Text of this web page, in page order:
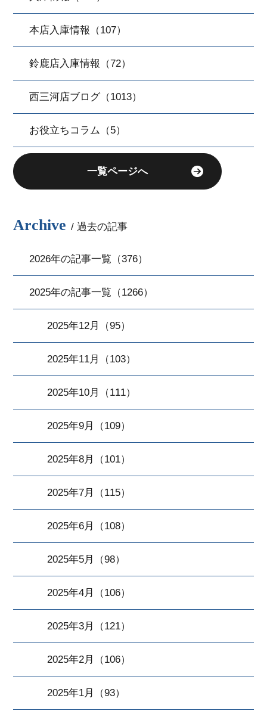
本店入庫情報（107）
鈴鹿店入庫情報（72）
西三河店ブログ（1013）
お役立ちコラム（5）
一覧ページへ
Archive / 過去の記事
2026年の記事一覧（376）
2025年の記事一覧（1266）
2025年12月（95）
2025年11月（103）
2025年10月（111）
2025年9月（109）
2025年8月（101）
2025年7月（115）
2025年6月（108）
2025年5月（98）
2025年4月（106）
2025年3月（121）
2025年2月（106）
2025年1月（93）